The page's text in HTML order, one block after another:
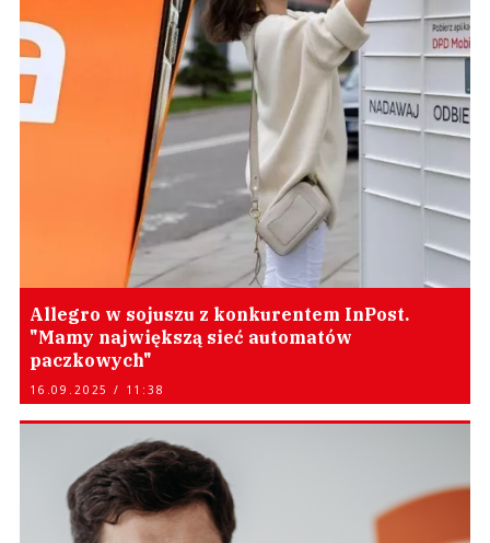
Allegro w sojuszu z konkurentem InPost.
"Mamy największą sieć automatów
paczkowych"
16.09.2025 / 11:38